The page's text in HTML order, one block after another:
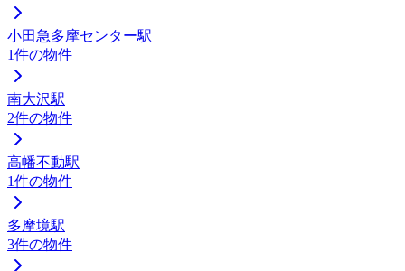
小田急多摩センター駅
1件の物件
南大沢駅
2件の物件
高幡不動駅
1件の物件
多摩境駅
3件の物件